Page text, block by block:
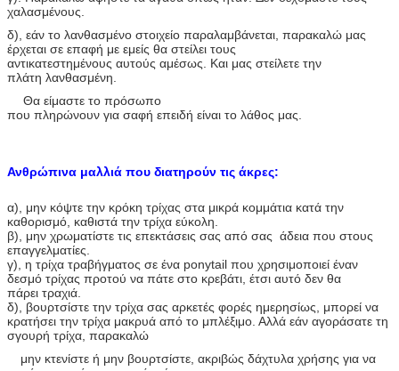
χαλασμένους.
δ), εάν το λανθασμένο στοιχείο παραλαμβάνεται, παρακαλώ μας
έρχεται σε επαφή με εμείς θα στείλει τους
αντικατεστημένους αυτούς αμέσως. Και μας στείλετε την
πλάτη λανθασμένη.
Θα είμαστε το πρόσωπο
που πληρώνουν για σαφή επειδή είναι το λάθος μας.
Ανθρώπινα μαλλιά που διατηρούν τις άκρες:
α), μην κόψτε την κρόκη τρίχας στα μικρά κομμάτια κατά την
καθορισμό, καθιστά την τρίχα εύκολη.
β), μην χρωματίστε τις επεκτάσεις σας από σας άδεια που στους
επαγγελματίες.
γ), η τρίχα τραβήγματος σε ένα ponytail που χρησιμοποιεί έναν
δεσμό τρίχας προτού να πάτε στο κρεβάτι, έτσι αυτό δεν θα
πάρει τραχιά.
δ), βουρτσίστε την τρίχα σας αρκετές φορές ημερησίως, μπορεί να
κρατήσει την τρίχα μακρυά από το μπλέξιμο. Αλλά εάν αγοράσατε τη
σγουρή τρίχα, παρακαλώ
μην κτενίστε ή μην βουρτσίστε, ακριβώς δάχτυλα χρήσης για να